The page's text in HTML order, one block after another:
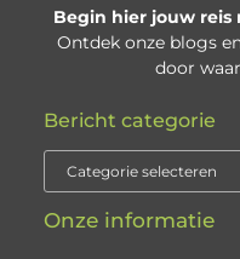
Begin hier jouw reis
Ontdek onze blogs
door
Bericht categorie
Onze informatie